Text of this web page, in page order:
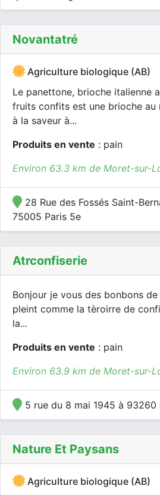
Novantatré
Agriculture biologique (AB)
Le panettone, brioche italienne
fruits confits est une brioche au
à la saveur à...
Produits en vente : pain
Environ 63.3 km de Moret-sur-
28 Rue des Fossés Saint-
75005 Paris 5e
Atrconfiserie
Bonjour je vous des bonbons
pleint comme la tèroirre de
la...
Produits en vente : pain
Environ 63.9 km de Moret-sur-
5 rue du 8 mai 1945 à 93260
Nature Et Paysans
Agriculture biologique (AB)